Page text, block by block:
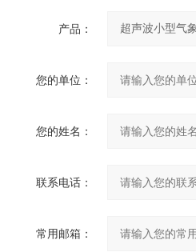
产品：
您的单位：
您的姓名：
联系电话：
常用邮箱：